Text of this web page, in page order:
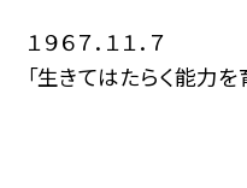
１９６７．１１．７
「生きてはたらく能力